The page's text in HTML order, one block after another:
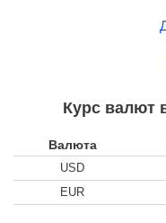
Курс валют
Валюта
USD
EUR